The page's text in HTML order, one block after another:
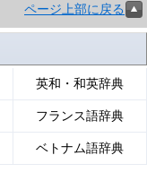
ページ上部に戻る
英和・和英辞典
フランス語辞典
ベトナム語辞典